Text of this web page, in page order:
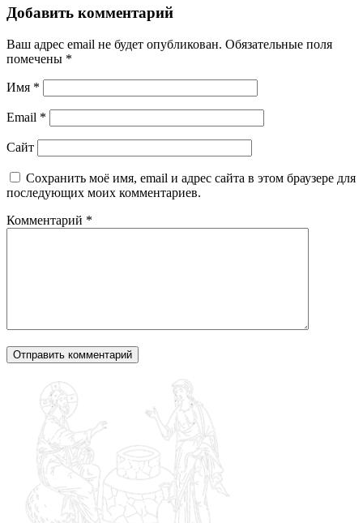
Добавить комментарий
Ваш адрес email не будет опубликован. Обязательные поля
помечены *
Имя *
Email *
Сайт
Сохранить моё имя, email и адрес сайта в этом браузере для
последующих моих комментариев.
Комментарий *